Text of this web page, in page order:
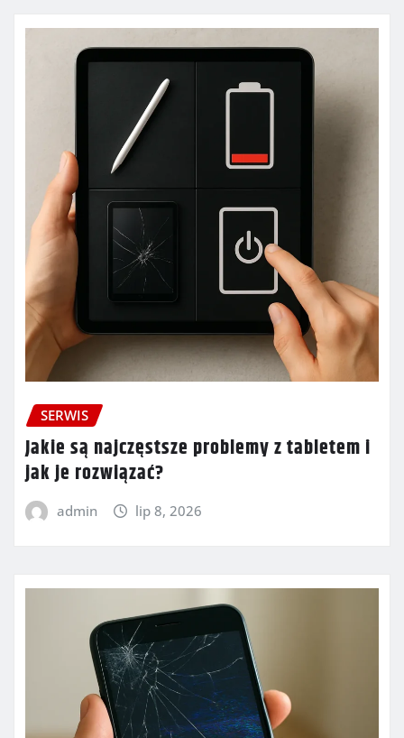
SERWIS
Jakie są najczęstsze problemy z tabletem i
jak je rozwiązać?
admin lip 8, 2026